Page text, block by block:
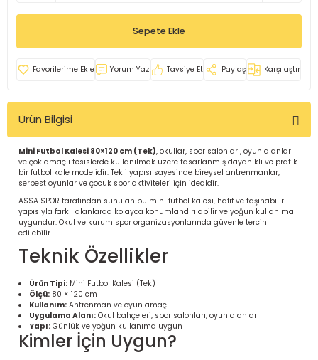
Tamamlayıcı Ekipmanlar |
Tamamlayıcı Spor Ekipmanları |
– Organizasyonlar için
| ASSA SPOR
Sepete Ekle
Yorum Yaz Tavsiye Et Paylaş Karşılaştır
Ürün Bilgisi
Mini Futbol Kalesi 80×120 cm (Tek), okullar, spor salonları, oyun alanları
ve çok amaçlı tesislerde kullanılmak üzere tasarlanmış dayanıklı ve pratik
bir futbol kale modelidir. Tekli yapısı sayesinde bireysel antrenmanlar,
serbest oyunlar ve çocuk spor aktiviteleri için idealdir.
ASSA SPOR tarafından sunulan bu mini futbol kalesi, hafif ve taşınabilir
yapısıyla farklı alanlarda kolayca konumlandırılabilir ve yoğun kullanıma
uygundur. Okul ve kurum spor organizasyonlarında güvenle tercih
edilebilir.
Teknik Özellikler
Ürün Tipi: Mini Futbol Kalesi (Tek)
Ölçü: 80 × 120 cm
Kullanım: Antrenman ve oyun amaçlı
Uygulama Alanı: Okul bahçeleri, spor salonları, oyun alanları
Yapı: Günlük ve yoğun kullanıma uygun
Kimler İçin Uygun?